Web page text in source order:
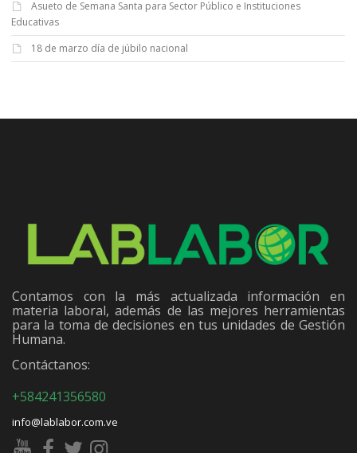
Asueto de Semana Santa para Sector Público e Instituciones
Educativas
18 de marzo día de júbilo nacional
Contamos con la más actualizada información en
materia laboral, además de las mejores herramientas
para la toma de decisiones en tus unidades de Gestión
Humana.
Contáctanos:
+584241356580
info@lablabor.com.ve